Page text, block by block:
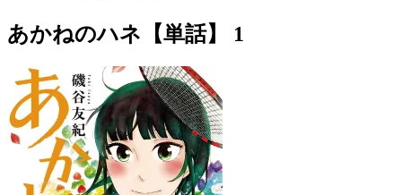
あかねのハネ【単話】 1